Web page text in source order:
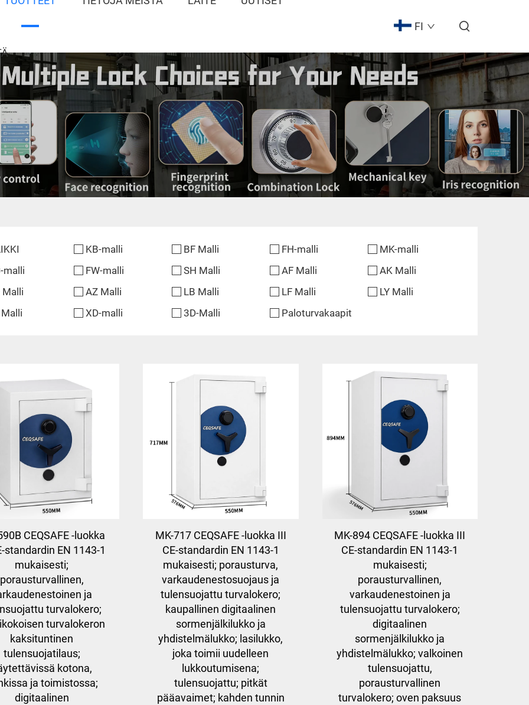
FI
KB-malli BF Malli FH-malli
MK-malli
malli
FW-malli SH Malli AF Malli
AK Malli
Malli
AZ Malli LB Malli LF Malli
LY Malli
Malli
XD-malli 3D-Malli Paloturvakaapit
CEQSAFE -luokka
standardin EN 1143-1
mukaisesti;
porausturvallinen,
ja
turvalokero;
turvalokeron
kaksituntinen
tulensuojatilaus;
kotona,
ja toimistossa;
digitaalinen
MK-717 CEQSAFE -luokka III
CE-standardin EN 1143-1
mukaisesti; porausturva,
varkaudenestosuojaus ja
tulensuojattu turvalokero;
kaupallinen digitaalinen
sormenjälkilukko ja
yhdistelmälukko; lasilukko,
joka toimii uudelleen
lukkoutumisena;
tulensuojattu; pitkät
pääavaimet; kahden tunnin
MK-894 CEQSAFE -luokka III
CE-standardin EN 1143-1
mukaisesti;
porausturvallinen,
varkaudenestoinen ja
tulensuojattu turvalokero;
digitaalinen
sormenjälkilukko ja
yhdistelmälukko; valkoinen
tulensuojattu,
porausturvallinen
turvalokero; oven paksuus